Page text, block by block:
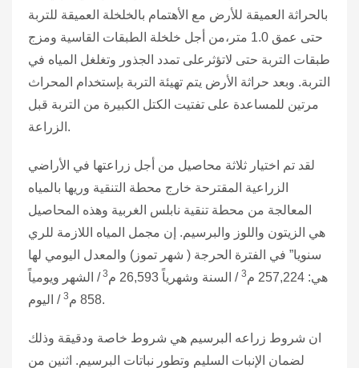
بالحراثة العميقة للأرض مع الأهتمام بالخلخلة العميقة للتربة
حتى عمق 1.0 متر،من أجل خلخلة الطبقات القاسية ومزج
طبقات التربة حتى لاتؤثرعلى تمدد الجذور وتغلغل المياه في
التربة. وبعد حراثة الأرض يتم تهيئة التربة بإستخدام المحراث
مرتين للمساعدة على تفتيت الكتل الكبيرة من التربة قبل
الزراعة.
لقد تم اختيار ثلاثة محاصيل من أجل زراعتها في الأراضي
الزراعية المقترحة خارج محطة التنقية وريها بالمياه
المعالجة من محطة تنقية نابلس الغربية وهذه المحاصيل
هي الزيتون واللوز والبرسيم. إن مجمل المياه اللازمة للري
سنويا” في الفترة الحرجة ( شهر تموز) والمعدل اليومي لها
هي: 257,224 م
3 / السنة وشهرياً 26,593 م 3 / الشهر ويومياً
858 م
3 / اليوم.
ان شروط زراعه البرسيم هي شروط خاصة ودقيقة وذلك
لضمان الإنبات السليم وتطور نباتات البرسيم. اثنين من